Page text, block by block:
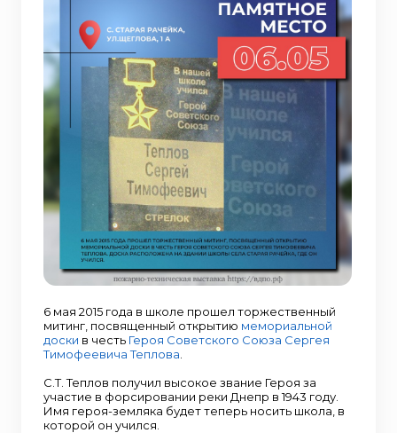
6 мая 2015 года в школе прошел торжественный
митинг, посвященный открытию мемориальной
доски в честь Героя Советского Союза Сергея
Тимофеевича Теплова
С.Т. Теплов получил высокое звание Героя за
участие в форсировании реки Днепр в 1943 году.
Имя героя-земляка будет теперь носить школа, в
которой он учился.